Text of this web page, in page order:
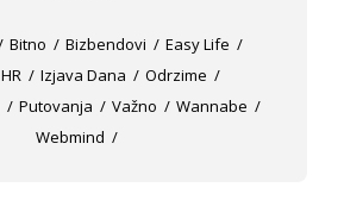
Bitno Bizbendovi
Easy Life
HR Izjava Dana
Odrzime
Putovanja Važno
Wannabe
Webmind